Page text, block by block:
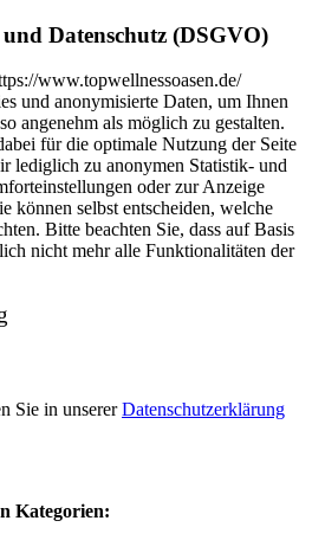
Datenschutz (DSGVO)
www.topwellnessoasen.de/
und anonymisierte Daten, um Ihnen
angenehm als möglich zu gestalten.
für die optimale Nutzung der Seite
lediglich zu anonymen Statistik- und
oder zur Anzeige
können selbst entscheiden, welche
Bitte beachten Sie, dass auf Basis
nicht mehr alle Funktionalitäten der
Sie in unsererDatenschutzerklärung
Kategorien: